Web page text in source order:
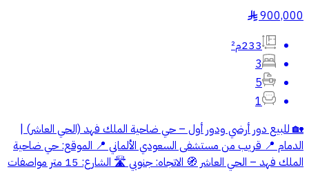
900,000
§
233م²
3
5
1
🏡 للبيع دور أرضي ودور أول – حي ضاحية الملك فهد (الحي العاشر) |
الدمام 📍 قريب من مستشفى السعودي الألماني 📍 الموقع: حي ضاحية
الملك فهد – الحي العاشر 🧭 الاتجاه: جنوبي 🛣 الشارع: 15 متر مواصفات